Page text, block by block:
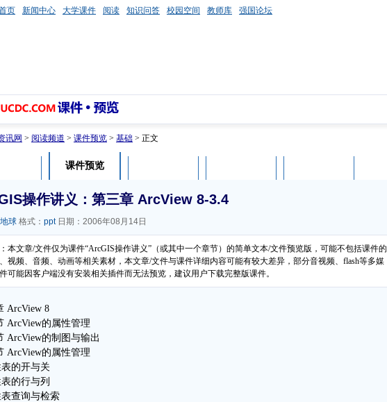
页 新闻中心 大学课件 阅读 知识问答 校园空间 教师库 强国论坛
讯网 > 阅读频道 > 课件预览 > 基础 > 正文
课件预览
操作讲义：第三章 ArcView 8-3.4
地球 格式： ppt日期：2006年08月14日
本文章/文件仅为课件“ArcGIS操作讲义”（或其中一个章节）的简单文本/文件预览版，可能不包括课件的
视频、音频、动画等相关素材，本文章/文件与课件详细内容可能有较大差异，部分音视频、flash等多媒
可能因客户端没有安装相关插件而无法预览，建议用户下载完整版课件。
ArcView 8
ArcView的属性管理
ArcView的制图与输出
ArcView的属性管理
表的开与关
的行与列
表查询与检索